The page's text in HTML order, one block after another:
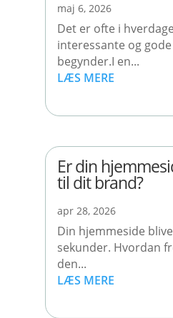
maj 6, 2026
Det er ofte i
interessante og
begynder.I en...
LÆS MERE
Er din
til dit brand?
apr 28, 2026
Din hjemmeside
sekunder. Hvordan
den...
LÆS MERE